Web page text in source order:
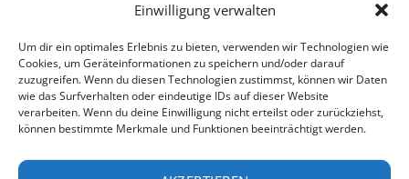
Einwilligung verwalten
Um dir ein optimales Erlebnis zu bieten, verwenden wir Technologien wie
Cookies, um Geräteinformationen zu speichern und/oder darauf
zuzugreifen. Wenn du diesen Technologien zustimmst, können wir Daten
wie das Surfverhalten oder eindeutige IDs auf dieser Website
verarbeiten. Wenn du deine Einwilligung nicht erteilst oder zurückziehst,
können bestimmte Merkmale und Funktionen beeinträchtigt werden.
um den Kauf landwirtschaftlicher Bedarfsartikel geht.